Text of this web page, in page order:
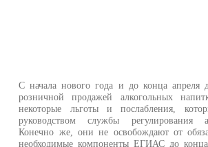
С начала нового года и до конца апреля
розничной продажей алкогольных
некоторые льготы и послабления,
руководством службы регулирования
Конечно же, они не освобождают от
необходимые компоненты ЕГИАС до